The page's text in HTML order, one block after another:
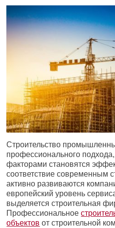
Строительство
профессионального
факторами становятся
соответствие современным
активно развиваются
европейский уровень
выделяется строительная
Профессиональное
объектов от строительной